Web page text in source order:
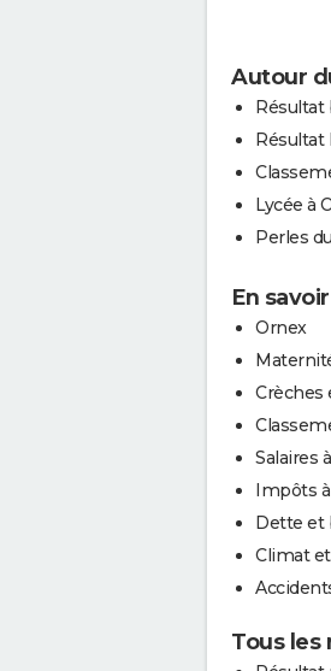
Autour
Résultat
Résultat
Lycée à
Perles
En
Ornex
Crèches
Salaires
Impôts
Dette et
Climat
Tous les